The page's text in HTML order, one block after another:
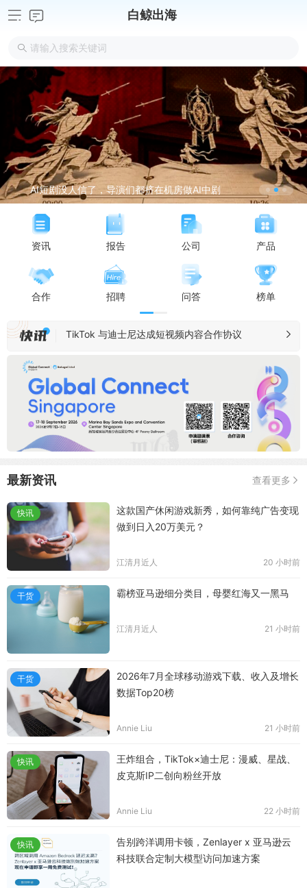
白鲸出海
AI短剧没人信了，导演们都挤在机房做AI中剧
资讯 报告 公司 产品
合作 招聘 问答 榜单
TikTok 与迪士尼达成短视频内容合作协议
敦煌网 On-Time 项目新增覆盖西班牙、意大利、荷
兰市场
亚马逊 AI 卖家助手新增 Buy Box 诊断功能
马来西亚加强跨境电商监管，Shopee 等承诺配合
最新资讯 查看更多
快讯
这款国产休闲游戏新秀，如何靠纯广告变现
做到日入20万美元？
江清月近人 20 小时前
干货 霸榜亚马逊细分类目，母婴红海又一黑马
江清月近人 21 小时前
干货
2026年7月全球移动游戏下载、收入及增长
数据Top20榜
Annie Liu 21 小时前
快讯
王炸组合，TikTok×迪士尼：漫威、星战、
皮克斯IP二创向粉丝开放
Annie Liu 22 小时前
快讯
告别跨洋调用卡顿，Zenlayer x 亚马逊云
科技联合定制大模型访问加速方案